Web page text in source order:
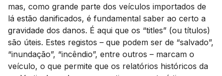
mas, como grande parte dos veículos importados de
lá estão danificados, é fundamental saber ao certo a
gravidade dos danos. É aqui que os “titles” (ou títulos)
são úteis. Estes registos – que podem ser de “salvado”,
“inundação”, “incêndio”, entre outros – marcam o
veículo, o que permite que os relatórios históricos da